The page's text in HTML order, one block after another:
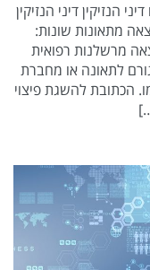
הנזיקין דיני הנזיקין
מתאונות שונות:
מרשלנות רפואית
לתאונה או מחברת
הכתובת להשגת פיצוי